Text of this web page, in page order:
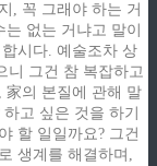
, 꼭 그래야 하는 거
없는 거냐고 말이
시다. 예술조차 상
니 그건 참 복잡하고
家의 본질에 관해 말
고 싶은 것을 하기
할 일일까요? 그건
생계를 해결하며,